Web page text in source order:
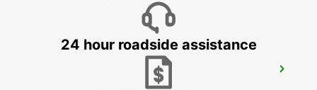
BERLIN VAN TRUCK CARS IKC
24 hour roadside assistance